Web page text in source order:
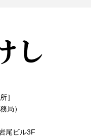
］
局）
尾ビル3F